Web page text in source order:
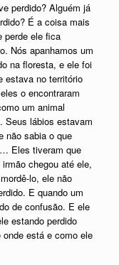
perdido? Alguém já
É a coisa mais
perde ele fica
Nós apanhamos um
na floresta, e ele foi
estava no território
o encontraram
um animal
Seus lábios estavam
não sabia o que
Eles tiveram que
chegou até ele,
lo, ele não
E quando um
de confusão. E ele
estando perdido
está e como ele